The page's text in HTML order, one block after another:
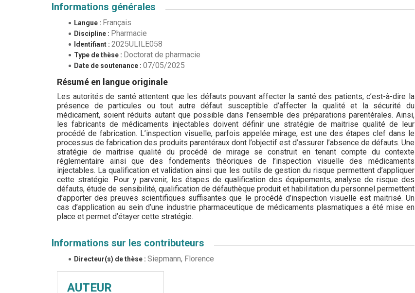
Informations générales
Langue : Français
Discipline : Pharmacie
Identifiant : 2025ULILE058
Type de thèse : Doctorat de pharmacie
Date de soutenance : 07/05/2025
Résumé en langue originale
Les autorités de santé attentent que les défauts pouvant affecter la santé des patients, c’est-à-dire la
présence de particules ou tout autre défaut susceptible d’affecter la qualité et la sécurité du
médicament, soient réduits autant que possible dans l’ensemble des préparations parentérales. Ainsi,
les fabricants de médicaments injectables doivent définir une stratégie de maitrise qualité de leur
procédé de fabrication. L’inspection visuelle, parfois appelée mirage, est une des étapes clef dans le
processus de fabrication des produits parentéraux dont l’objectif est d’assurer l’absence de défauts. Une
stratégie de maitrise qualité du procédé de mirage se construit en tenant compte du contexte
réglementaire ainsi que des fondements théoriques de l’inspection visuelle des médicaments
injectables. La qualification et validation ainsi que les outils de gestion du risque permettent d’appliquer
cette stratégie. Pour y parvenir, les étapes de qualification des équipements, analyse de risque des
défauts, étude de sensibilité, qualification de défauthèque produit et habilitation du personnel permettent
d’apporter des preuves scientifiques suffisantes que le procédé d’inspection visuelle est maitrisé. Un
cas d’application au sein d’une industrie pharmaceutique de médicaments plasmatiques a été mise en
place et permet d’étayer cette stratégie.
Informations sur les contributeurs
Directeur(s) de thèse : Siepmann, Florence
AUTEUR